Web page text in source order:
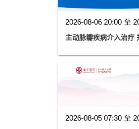
2026-08-06 20:00 至
2026-08-05 07:30 至